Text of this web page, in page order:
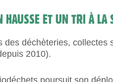
HAUSSE ET UN TRI À
déchèteries,
2010).
poursuit son